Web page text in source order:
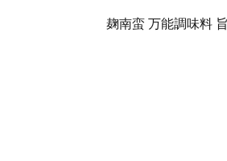
麹南蛮 万能調味料